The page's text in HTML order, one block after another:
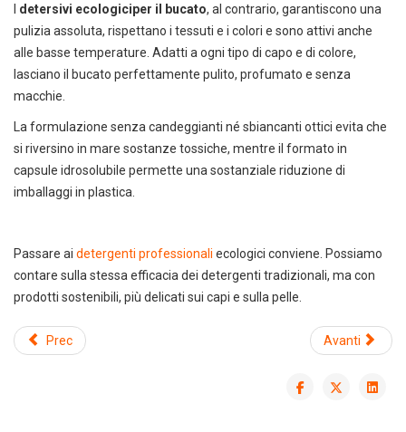
DEDICACIUN ALTRO SECONDO
Puoi facilmente conoscere tutti i
CLICCA SULLE IMMAGINI
I detersivi ecologiciper il bucato, al contrario, garantiscono una
pulizia assoluta, rispettano i tessuti e i colori e sono attivi anche
alle basse temperature. Adatti a ogni tipo di capo e di colore,
lasciano il bucato perfettamente pulito, profumato e senza
macchie.
La formulazione senza candeggianti né sbiancanti ottici evita che
si riversino in mare sostanze tossiche, mentre il formato in
capsule idrosolubile permette una sostanziale riduzione di
imballaggi in plastica.
Passare ai detergenti professionali ecologici conviene. Possiamo
contare sulla stessa efficacia dei detergenti tradizionali, ma con
prodotti sostenibili, più delicati sui capi e sulla pelle.
Prec Avanti